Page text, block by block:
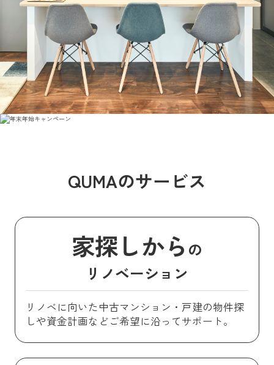
QUMAのサービス
家探しから の
リノベーション
リノベに向いた中古マンション・戸建の物件探
しや資金計画などご希望に沿ってサポート。